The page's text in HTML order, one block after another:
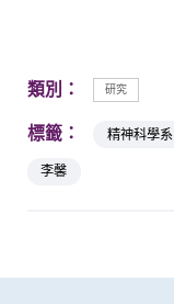
類別： 研究
標籤： 精神科學系
李馨